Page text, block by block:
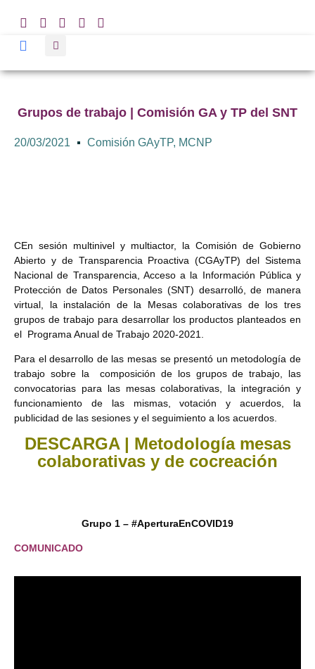
Grupos de trabajo | Comisión GA y TP del SNT
20/03/2021 Comisión GAyTP, MCNP
CEn sesión multinivel y multiactor, la Comisión de Gobierno
Abierto y de Transparencia Proactiva (CGAyTP) del Sistema
Nacional de Transparencia, Acceso a la Información Pública y
Protección de Datos Personales (SNT) desarrolló, de manera
virtual, la instalación de la Mesas colaborativas de los tres
grupos de trabajo para desarrollar los productos planteados en
el Programa Anual de Trabajo 2020-2021.
Para el desarrollo de las mesas se presentó un metodología de
trabajo sobre la composición de los grupos de trabajo, las
convocatorias para las mesas colaborativas, la integración y
funcionamiento de las mismas, votación y acuerdos, la
publicidad de las sesiones y el seguimiento a los acuerdos.
DESCARGA | Metodología mesas
colaborativas y de cocreación
Grupo 1 – #AperturaEnCOVID19
COMUNICADO